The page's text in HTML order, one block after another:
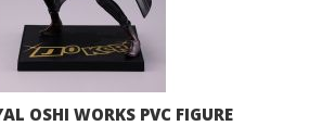
OSHI WORKS PVC FIGURE